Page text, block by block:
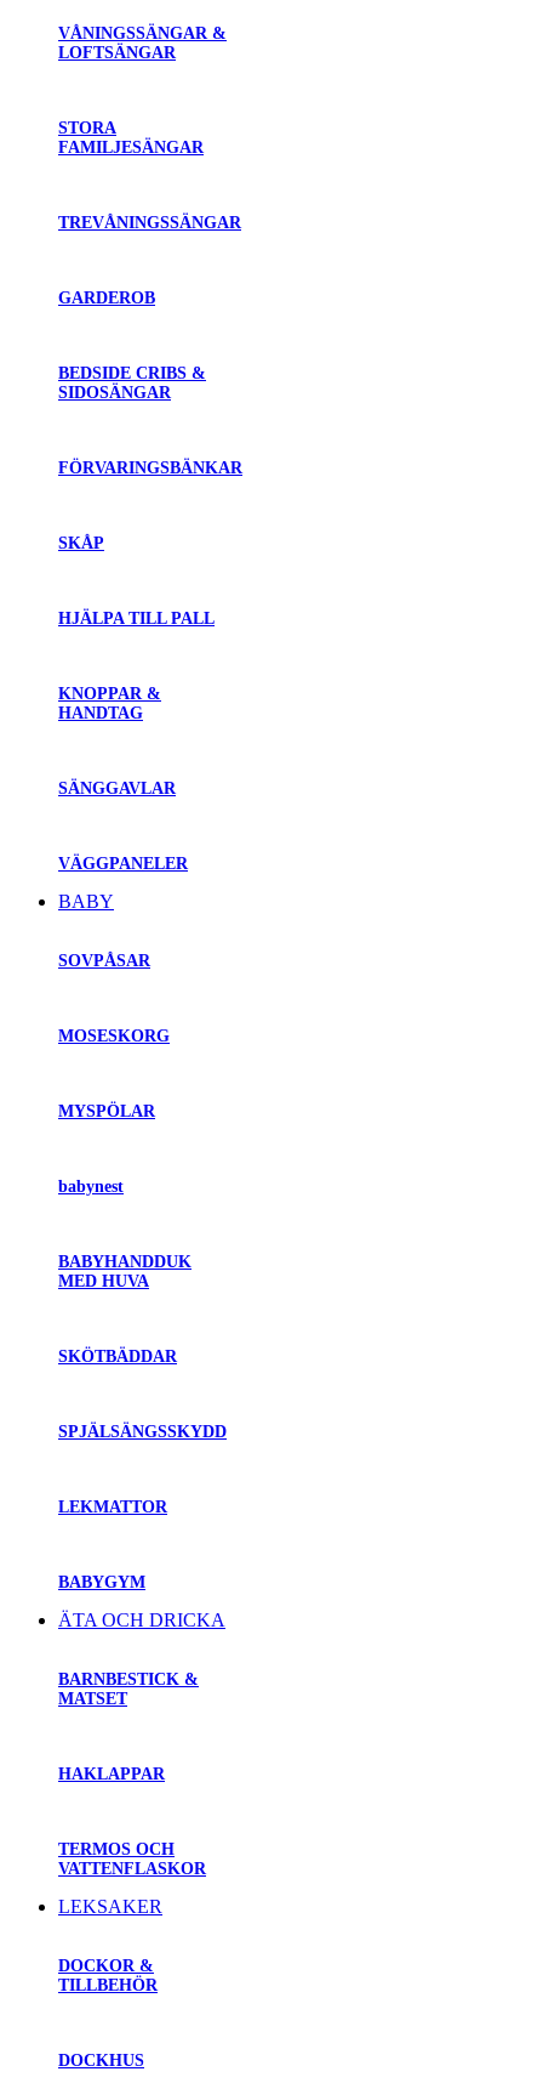
VÅNINGSSÄNGAR &
LOFTSÄNGAR
STORA
FAMILJESÄNGAR
TREVÅNINGSSÄNGAR
GARDEROB
BEDSIDE CRIBS &
SIDOSÄNGAR
FÖRVARINGSBÄNKAR
SKÅP
HJÄLPA TILL PALL
KNOPPAR &
HANDTAG
SÄNGGAVLAR
VÄGGPANELER
BABY
SOVPÅSAR
MOSESKORG
MYSPÖLAR
babynest
BABYHANDDUK
MED HUVA
SKÖTBÄDDAR
SPJÄLSÄNGSSKYDD
LEKMATTOR
BABYGYM
ÄTA OCH DRICKA
BARNBESTICK &
MATSET
HAKLAPPAR
TERMOS OCH
VATTENFLASKOR
LEKSAKER
DOCKOR &
TILLBEHÖR
DOCKHUS